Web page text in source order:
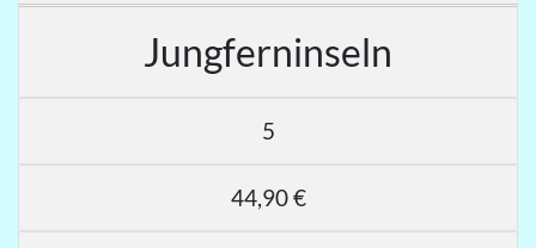
Jungferninseln
5
44,90 €